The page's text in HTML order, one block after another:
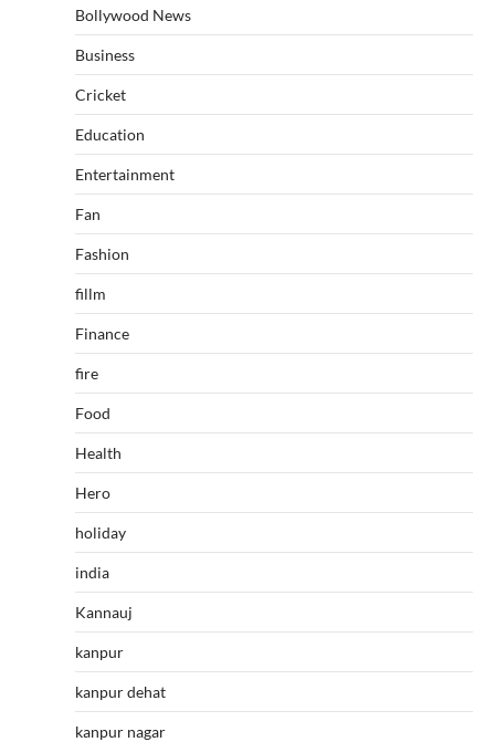
Bollywood News
Business
Cricket
Education
Entertainment
Fan
Fashion
fillm
Finance
fire
Food
Health
Hero
holiday
india
Kannauj
kanpur
kanpur dehat
kanpur nagar